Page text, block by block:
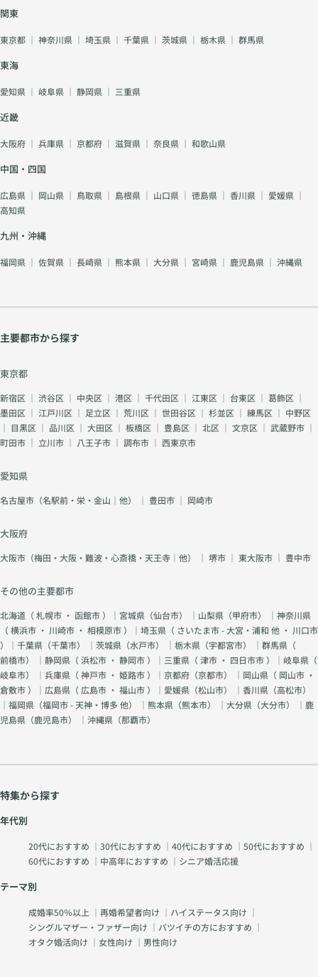
関東
東京都 ｜ 神奈川県 ｜ 埼玉県 ｜ 千葉県 ｜ 茨城県 ｜ 栃木県 ｜ 群馬県
東海
愛知県 ｜ 岐阜県 ｜ 静岡県 ｜ 三重県
近畿
大阪府 ｜ 兵庫県 ｜ 京都府 ｜ 滋賀県 ｜ 奈良県 ｜ 和歌山県
中国・四国
広島県 ｜ 岡山県 ｜ 鳥取県 ｜ 島根県 ｜ 山口県 ｜ 徳島県 ｜ 香川県 ｜ 愛媛県 ｜
高知県
九州・沖縄
福岡県 ｜ 佐賀県 ｜ 長崎県 ｜ 熊本県 ｜ 大分県 ｜ 宮崎県 ｜ 鹿児島県 ｜ 沖縄県
主要都市から探す
東京都
新宿区 ｜ 渋谷区 ｜ 中央区 ｜ 港区 ｜ 千代田区 ｜ 江東区 ｜ 台東区 ｜ 葛飾区 ｜
墨田区 ｜ 江戸川区 ｜ 足立区 ｜ 荒川区 ｜ 世田谷区 ｜ 杉並区 ｜ 練馬区 ｜ 中野区
｜ 目黒区 ｜ 品川区 ｜ 大田区 ｜ 板橋区 ｜ 豊島区 ｜ 北区 ｜ 文京区 ｜ 武蔵野市 ｜
町田市 ｜ 立川市 ｜ 八王子市 ｜ 調布市 ｜ 西東京市
愛知県
名古屋市（名駅前・栄・金山｜他） ｜ 豊田市 ｜ 岡崎市
大阪府
大阪市（梅田・大阪・難波・心斎橋・天王寺｜他） ｜ 堺市 ｜ 東大阪市 ｜ 豊中市
その他の主要都市
北海道（札幌市 ・ 函館市）｜宮城県（仙台市） ｜山梨県（甲府市） ｜神奈川県
（横浜市 ・ 川崎市 ・ 相模原市）｜埼玉県（ さいたま市 - 大宮・浦和 他 ・ 川口市
）｜千葉県（千葉市） ｜茨城県（水戸市） ｜栃木県（宇都宮市） ｜群馬県（
前橋市） ｜静岡県（浜松市 ・ 静岡市）｜三重県（津市 ・ 四日市市）｜岐阜県（
岐阜市） ｜兵庫県（神戸市 ・ 姫路市）｜京都府（京都市） ｜岡山県（ 岡山市 ・
倉敷市）｜広島県（ 広島市 ・ 福山市）｜愛媛県（松山市） ｜香川県（高松市）
｜福岡県（福岡市 - 天神・博多 他） ｜熊本県（熊本市） ｜大分県（大分市） ｜鹿
児島県（鹿児島市） ｜沖縄県（那覇市）
特集から探す
年代別
20代におすすめ ｜ 30代におすすめ ｜ 40代におすすめ ｜ 50代におすすめ ｜
60代におすすめ ｜ 中高年におすすめ ｜ シニア婚活応援
テーマ別
成婚率50％以上 ｜ 再婚希望者向け ｜ ハイステータス向け ｜
シングルマザー・ファザー向け ｜ バツイチの方におすすめ ｜
オタク婚活向け ｜ 女性向け ｜ 男性向け